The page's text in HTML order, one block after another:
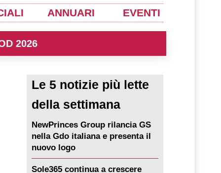
ANNUARI EVENTI
2026
Le 5 notizie più lette
della settimana
NewPrinces Group rilancia GS
nella Gdo italiana e presenta il
nuovo logo
Sole365 continua a crescere